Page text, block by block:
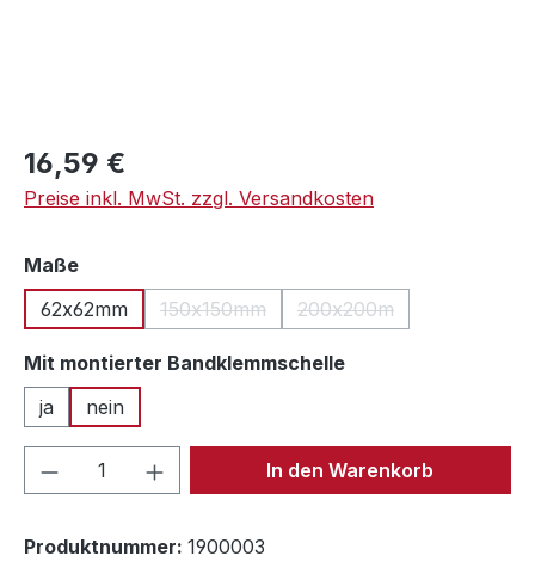
Regulärer Preis:
16,59 €
Preise inkl. MwSt. zzgl. Versandkosten
Maßeauswählen
62x62mm
150x150mm
(Diese Option ist zurzeit nicht verfügbar.)
200x200m
(Diese Option ist
Mit montierter Bandklemmschelleauswählen
ja
nein
Produkt Anzahl: Gib denIn den Warenkorb
Produktnummer: 1900003